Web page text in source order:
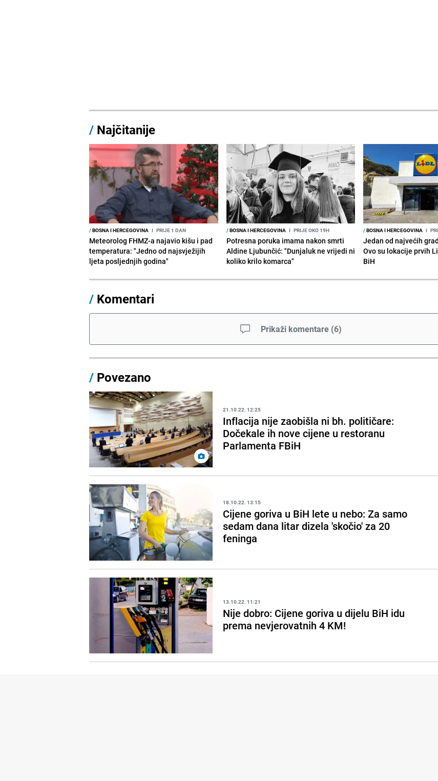
/ Najčitanije
/BOSNA I HERCEGOVINA I PRIJE 1 DAN
Meteorolog FHMZ-a najavio kišu i pad
temperatura: "Jedno od najsvježijih
ljeta posljednjih godina"
/BOSNA I HERCEGOVINA I PRIJE OKO 19H
Potresna poruka imama nakon smrti
Aldine Ljubunčić: "Dunjaluk ne vrijedi ni
koliko krilo komarca"
/BOSNA I HERCEGOVINA I
Jedan od najvećih
Ovo su lokacije prvih
BiH
/ Komentari
Prikaži komentare (6)
/ Povezano
21.10.22. 12:25
Inflacija nije zaobišla ni bh. političare:
Dočekale ih nove cijene u restoranu
Parlamenta FBiH
18.10.22. 13:15
Cijene goriva u BiH lete u nebo: Za samo
sedam dana litar dizela 'skočio' za 20
feninga
13.10.22. 11:21
Nije dobro: Cijene goriva u dijelu BiH idu
prema nevjerovatnih 4 KM!